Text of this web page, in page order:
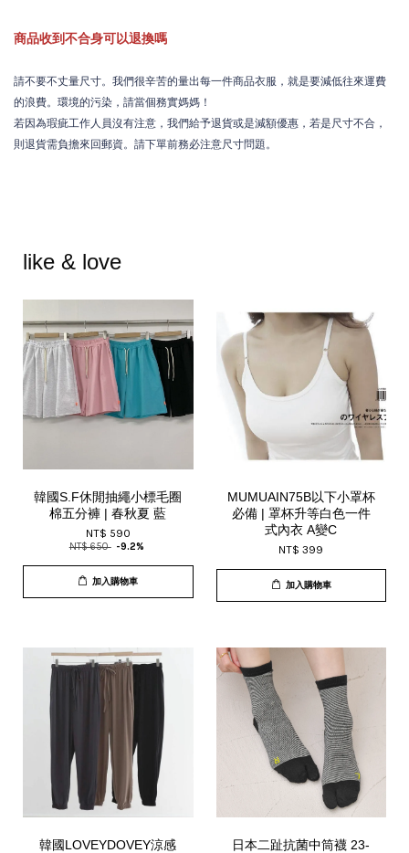
商品收到不合身可以退換嗎
請不要不丈量尺寸。我們很辛苦的量出每一件商品衣服，就是要減低往來運費
的浪費。環境的污染，請當個務實媽媽！
若因為瑕疵工作人員沒有注意，我們給予退貨或是減額優惠，若是尺寸不合，
則退貨需負擔來回郵資。請下單前務必注意尺寸問題。
like & love
韓國S.F休閒抽繩小標毛圈
棉五分褲 | 春秋夏 藍
NT$ 590
NT$ 650 -9.2%
加入購物車
MUMUAIN75B以下小罩杯
必備 | 罩杯升等白色一件
式內衣 A變C
NT$ 399
加入購物車
韓國LOVEYDOVEY涼感
日本二趾抗菌中筒襪 23-